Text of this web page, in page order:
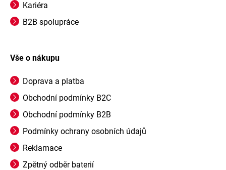
Kariéra
B2B spolupráce
Vše o nákupu
Doprava a platba
Obchodní podmínky B2C
Obchodní podmínky B2B
Podmínky ochrany osobních údajů
Reklamace
Zpětný odběr baterií